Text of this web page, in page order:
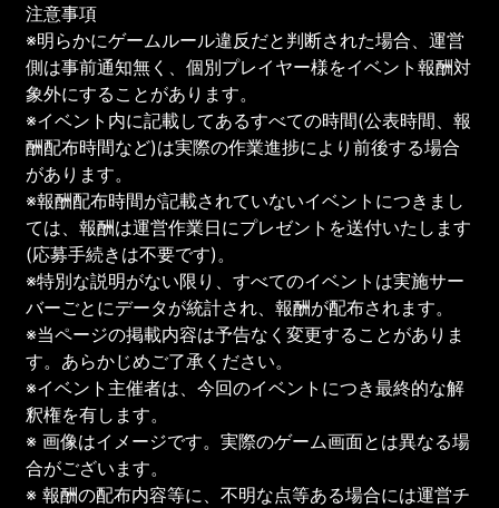
注意事項
※明らかにゲームルール違反だと判断された場合、運営
側は事前通知無く、個別プレイヤー様をイベント報酬対
象外にすることがあります。
※イベント内に記載してあるすべての時間(公表時間、報
酬配布時間など)は実際の作業進捗により前後する場合
があります。
※報酬配布時間が記載されていないイベントにつきまし
ては、報酬は運営作業日にプレゼントを送付いたします
(応募手続きは不要です)。
※特別な説明がない限り、すべてのイベントは実施サー
バーごとにデータが統計され、報酬が配布されます。
※当ページの掲載内容は予告なく変更することがありま
す。あらかじめご了承ください。
※イベント主催者は、今回のイベントにつき最終的な解
釈権を有します。
※ 画像はイメージです。実際のゲーム画面とは異なる場
合がございます。
※ 報酬の配布内容等に、不明な点等ある場合には運営チ